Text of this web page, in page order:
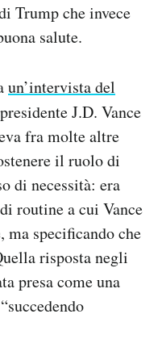
Trump che invece
salute.
un’intervista del
J.D. Vance
fra molte altre
il ruolo di
di necessità: era
routine a cui Vance
ma specificando che
risposta negli
presa come una